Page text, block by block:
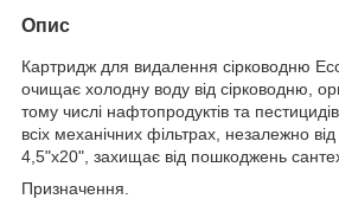
Опис
Картридж для видалення сірководню
очищає холодну воду від сірководню,
тому числі нафтопродуктів та
всіх механічних фільтрах, незалежно
4,5"x20", захищає від пошкоджень
Призначення.